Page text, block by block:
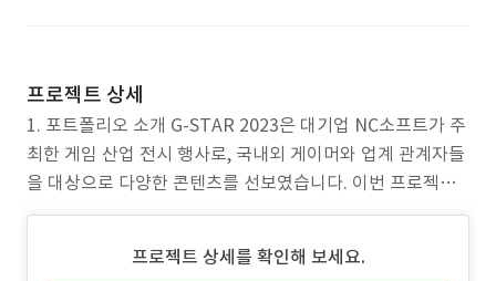
프로젝트 상세
1. 포트폴리오 소개 G-STAR 2023은 대기업 NC소프트가 주
최한 게임 산업 전시 행사로, 국내외 게이머와 업계 관계자들
을 대상으로 다양한 콘텐츠를 선보였습니다. 이번 프로젝트
는 행사 관련 정보를 명확히 전달하고, 참가자들에게 직관적
작하는 것이 목표였습니다. 2. 작업 범위 - 기획: 행사 일정,
프로젝트 상세를 확인해 보세요.